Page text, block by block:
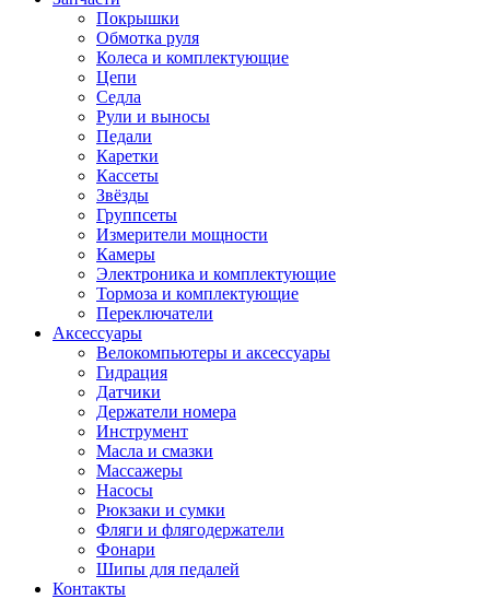
Покрышки
Обмотка руля
Колеса и комплектующие
Цепи
Седла
Рули и выносы
Педали
Каретки
Кассеты
Звёзды
Группсеты
Измерители мощности
Камеры
Электроника и комплектующие
Тормоза и комплектующие
Переключатели
Аксессуары
Велокомпьютеры и аксессуары
Гидрация
Датчики
Держатели номера
Инструмент
Масла и смазки
Массажеры
Насосы
Рюкзаки и сумки
Фляги и флягодержатели
Фонари
Шипы для педалей
Контакты